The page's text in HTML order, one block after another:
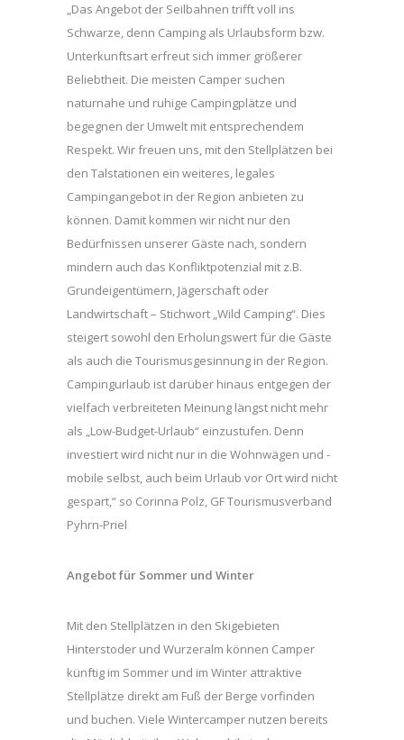
„Das Angebot der Seilbahnen trifft voll ins
Schwarze, denn Camping als Urlaubsform bzw.
Unterkunftsart erfreut sich immer größerer
Beliebtheit. Die meisten Camper suchen
naturnahe und ruhige Campingplätze und
begegnen der Umwelt mit entsprechendem
Respekt. Wir freuen uns, mit den Stellplätzen bei
den Talstationen ein weiteres, legales
Campingangebot in der Region anbieten zu
können. Damit kommen wir nicht nur den
Bedürfnissen unserer Gäste nach, sondern
mindern auch das Konfliktpotenzial mit z.B.
Grundeigentümern, Jägerschaft oder
Landwirtschaft – Stichwort „Wild Camping“. Dies
steigert sowohl den Erholungswert für die Gäste
als auch die Tourismusgesinnung in der Region.
Campingurlaub ist darüber hinaus entgegen der
vielfach verbreiteten Meinung längst nicht mehr
als „Low-Budget-Urlaub“ einzustufen. Denn
investiert wird nicht nur in die Wohnwägen und -
mobile selbst, auch beim Urlaub vor Ort wird nicht
gespart,“ so Corinna Polz, GF Tourismusverband
Pyhrn-Priel
Angebot für Sommer und Winter
Mit den Stellplätzen in den Skigebieten
Hinterstoder und Wurzeralm können Camper
künftig im Sommer und im Winter attraktive
Stellplätze direkt am Fuß der Berge vorfinden
und buchen. Viele Wintercamper nutzen bereits